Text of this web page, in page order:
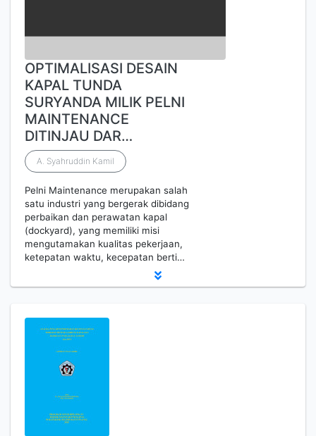
OPTIMALISASI DESAIN
KAPAL TUNDA
SURYANDA MILIK PELNI
MAINTENANCE
DITINJAU DAR…
A. Syahruddin Kamil
Pelni Maintenance merupakan salah
satu industri yang bergerak dibidang
perbaikan dan perawatan kapal
(dockyard), yang memiliki misi
mengutamakan kualitas pekerjaan,
ketepatan waktu, kecepatan berti…